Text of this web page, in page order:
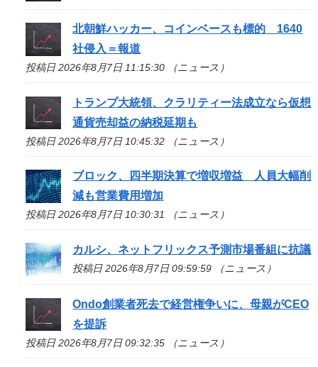
北朝鮮ハッカー、コインベースも標的 1640
社侵入＝報道
投稿日 2026年8月7日 11:15:30 （ニュース）
トランプ大統領、クラリティー法成立なら仮想
通貨売却益の納税延期も
投稿日 2026年8月7日 10:45:32 （ニュース）
ブロック、四半期決算で増収増益 人員大幅削
減も営業費用増加
投稿日 2026年8月7日 10:30:31 （ニュース）
カルシ、ネットフリックス予測市場番組に抗議
投稿日 2026年8月7日 09:59:59 （ニュース）
Ondo創業者死去で経営権争いに、母親がCEO
を提訴
投稿日 2026年8月7日 09:32:35 （ニュース）